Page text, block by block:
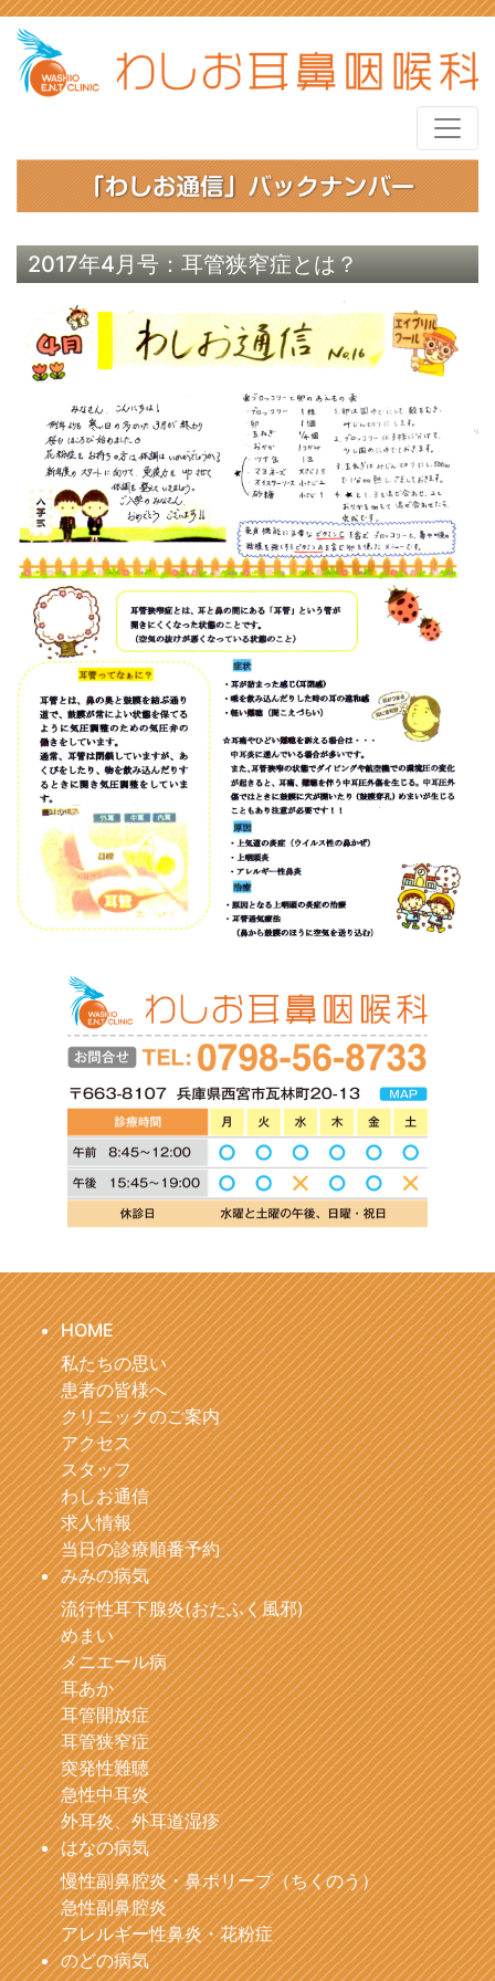
2017年4月号：耳管狭窄症とは？
HOME
私たちの思い
患者の皆様へ
クリニックのご案内
アクセス
スタッフ
わしお通信
求人情報
当日の診療順番予約
みみの病気
流行性耳下腺炎(おたふく風邪)
めまい
メニエール病
耳あか
耳管開放症
耳管狭窄症
突発性難聴
急性中耳炎
外耳炎、外耳道湿疹
はなの病気
慢性副鼻腔炎・鼻ポリープ（ちくのう）
急性副鼻腔炎
アレルギー性鼻炎・花粉症
のどの病気